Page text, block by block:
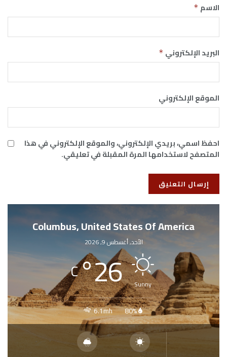
الاسم *
البريد الإلكتروني *
الموقع الإلكتروني
احفظ اسمي، بريدي الإلكتروني، والموقع الإلكتروني في هذا
المتصفح لاستخدامها المرة المقبلة في تعليقي.
Columbus, United States Of America
الأحد, أغسطس 9, 2026
Sunny
26
°
C
80%
6.1mh